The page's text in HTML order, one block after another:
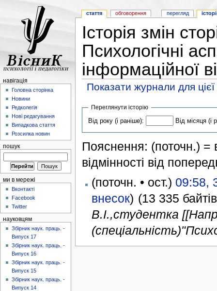
Історія змін
Психологічні
інформаційної
Показати журнали для цієї
Переглянути історію
Від року (і раніше): Від місяця (і
Пояснення: (поточн.) =
відмінності від
(поточн. • ост.) 09:58,
внесок) (13 335
В.І.,студентка
стаття обговорення перегляд
навігація
Головна сторінка
Новини
Редколегія
Нові редагування
Випадкова стаття
Розсилка новин
пошук
ми в мережі
Вконтакті
Facebook
Twitter
науковцям
Збірник наук. праць. -
Випуск 17
Збірник наук. праць. -
Випуск 16
Збірник наук. праць. -
Випуск 15
Збірник наук. праць. -
Випуск 14